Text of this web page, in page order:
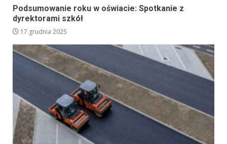
Podsumowanie roku w oświacie: Spotkanie z
dyrektorami szkół
17 grudnia 2025